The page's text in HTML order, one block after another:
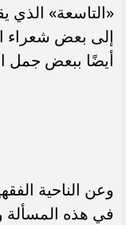
«التاسعة» الذي
إلى بعض شعراء
أيضًا ببعض جمل
وعن الناحية
في هذه المسألة